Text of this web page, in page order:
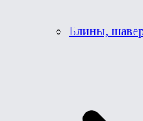
Блины,